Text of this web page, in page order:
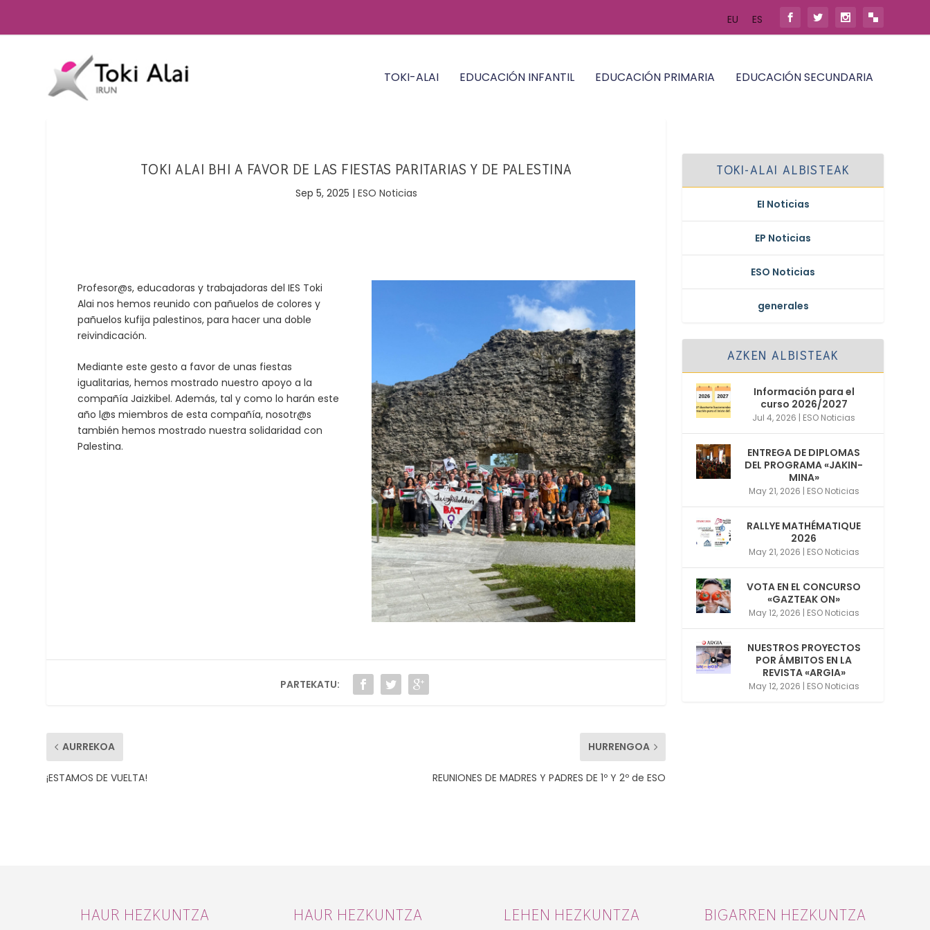
EU ES
TOKI-ALAI EDUCACIÓN INFANTIL EDUCACIÓN PRIMARIA EDUCACIÓN SECUNDARIA
TOKI ALAI BHI A FAVOR DE LAS FIESTAS PARITARIAS Y DE PALESTINA
Sep 5, 2025 | ESO Noticias
Profesor@s, educadoras y trabajadoras del IES Toki
Alai nos hemos reunido con pañuelos de colores y
pañuelos kufija palestinos, para hacer una doble
reivindicación.
Mediante este gesto a favor de unas fiestas
igualitarias, hemos mostrado nuestro apoyo a la
compañía Jaizkibel. Además, tal y como lo harán este
año l@s miembros de esta compañía, nosotr@s
también hemos mostrado nuestra solidaridad con
Palestina.
PARTEKATU:
AURREKOA
¡ESTAMOS DE VUELTA!
HURRENGOA
REUNIONES DE MADRES Y PADRES DE 1º Y 2º de ESO
TOKI-ALAI ALBISTEAK
EI Noticias
EP Noticias
ESO Noticias
generales
AZKEN ALBISTEAK
Información para el
curso 2026/2027
Jul 4, 2026 | ESO Noticias
ENTREGA DE DIPLOMAS
DEL PROGRAMA «JAKIN-
MINA»
May 21, 2026 | ESO Noticias
RALLYE MATHÉMATIQUE
2026
May 21, 2026 | ESO Noticias
VOTA EN EL CONCURSO
«GAZTEAK ON»
May 12, 2026 | ESO Noticias
NUESTROS PROYECTOS
POR ÁMBITOS EN LA
REVISTA «ARGIA»
May 12, 2026 | ESO Noticias
HAUR HEZKUNTZA HAUR HEZKUNTZA LEHEN HEZKUNTZA BIGARREN HEZKUNTZA